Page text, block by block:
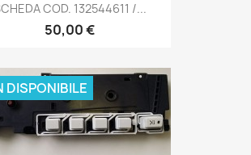
COD. 132544611 /...
50,00 €
DISPONIBILE